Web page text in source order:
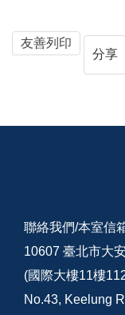
友善列印
分享
聯絡我們/本室信
10607 臺北市大
(國際大樓11樓
No.43, Keelung